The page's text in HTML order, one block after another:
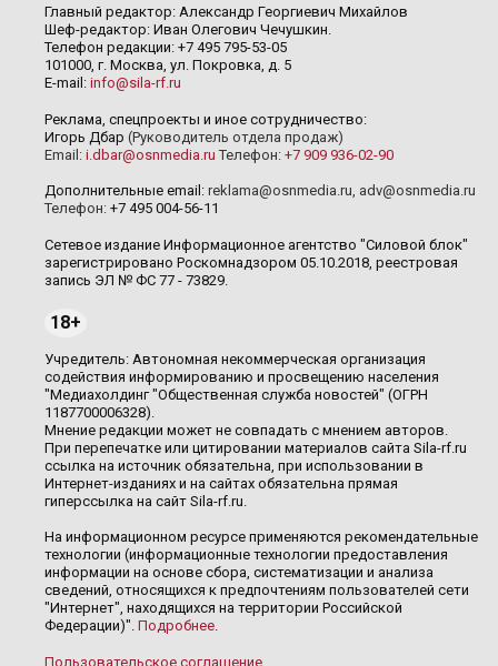
Главный редактор: Александр Георгиевич Михайлов
Шеф-редактор: Иван Олегович Чечушкин.
Телефон редакции: +7 495 795-53-05
101000, г. Москва, ул. Покровка, д. 5
E-mail: info@sila-rf.ru
Реклама, спецпроекты и иное сотрудничество:
Игорь Дбар (Руководитель отдела продаж)
Email: i.dbar@osnmedia.ru Телефон: +7 909 936-02-90
Дополнительные email: reklama@osnmedia.ru, adv@osnmedia.ru
Телефон: +7 495 004-56-11
Сетевое издание Информационное агентство "Силовой блок"
зарегистрировано Роскомнадзором 05.10.2018, реестровая
запись ЭЛ № ФС 77 - 73829.
18+
Учредитель: Автономная некоммерческая организация
содействия информированию и просвещению населения
"Медиахолдинг "Общественная служба новостей" (ОГРН
1187700006328).
Мнение редакции может не совпадать с мнением авторов.
При перепечатке или цитировании материалов сайта Sila-rf.ru
ссылка на источник обязательна, при использовании в
Интернет-изданиях и на сайтах обязательна прямая
гиперссылка на сайт Sila-rf.ru.
На информационном ресурсе применяются рекомендательные
технологии (информационные технологии предоставления
информации на основе сбора, систематизации и анализа
сведений, относящихся к предпочтениям пользователей сети
"Интернет", находящихся на территории Российской
Федерации)". Подробнее.
Пользовательское соглашение.